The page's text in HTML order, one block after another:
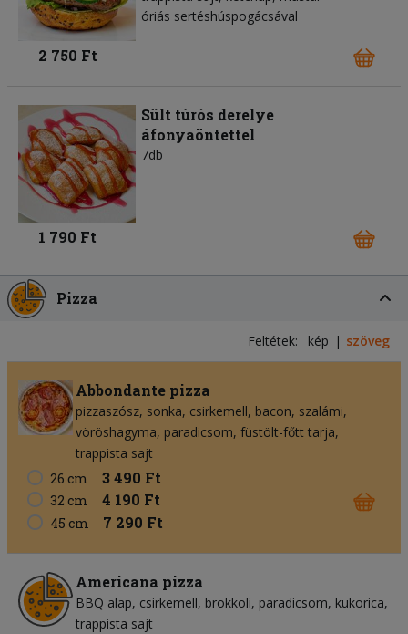
óriás sertéshúspogácsával
2 750 Ft
Sült túrós derelye
áfonyaöntettel
7db
1 790 Ft
Pizza
Feltétek: kép szöveg
Abbondante pizza
pizzaszósz sonka csirkemell bacon szalámi
vöröshagyma paradicsom füstölt-főtt tarja
trappista sajt
26 cm
3 490 Ft
32 cm 4 190 Ft
45 cm 7 290 Ft
Americana pizza
BBQ alap csirkemell brokkoli paradicsom kukorica
trappista sajt